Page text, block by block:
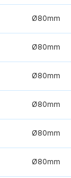
Ø80mm
Ø80mm
Ø80mm
Ø80mm
Ø80mm
Ø80mm